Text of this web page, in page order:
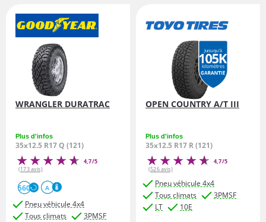
WRANGLER DURATRAC
Plus d'infos
35x12.5 R17 Q (121)
4,7/5
(173 avis)
560 A
Pneu véhicule 4x4
Tous climats
3PMSF
OPEN COUNTRY A/T III
Plus d'infos
35x12.5 R17 R (121)
4,7/5
(526 avis)
Pneu véhicule 4x4
Tous climats
3PMSF
LT
10E